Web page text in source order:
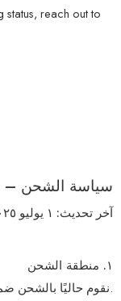
reach out to
سياسة الشحن –
آخر تحديث: ١ يوليو ٢٠٢٥
١. منطقة الشحن
نقوم حاليًا بالشحن.